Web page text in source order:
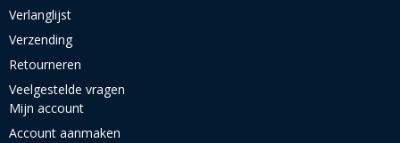
Verlanglijst
Verzending
Retourneren
Veelgestelde vragen
Mijn account
Account aanmaken